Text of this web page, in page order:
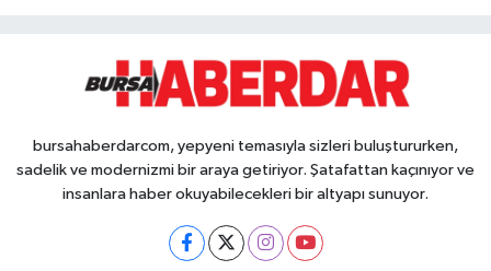
bursahaberdarcom, yepyeni temasıyla sizleri buluştururken,
sadelik ve modernizmi bir araya getiriyor. Şatafattan kaçınıyor ve
insanlara haber okuyabilecekleri bir altyapı sunuyor.